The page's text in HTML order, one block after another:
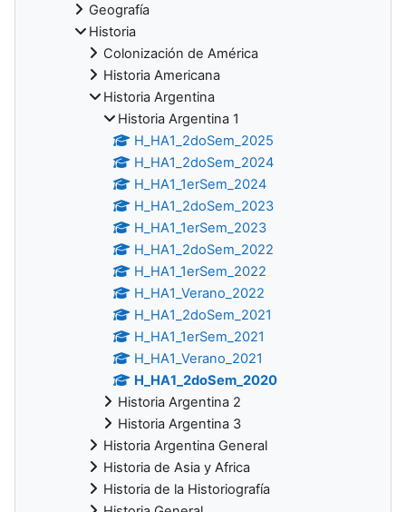
Geografía
Historia
Colonización de América
Historia Americana
Historia Argentina
Historia Argentina 1
H_HA1_2doSem_2025
H_HA1_2doSem_2024
H_HA1_1erSem_2024
H_HA1_2doSem_2023
H_HA1_1erSem_2023
H_HA1_2doSem_2022
H_HA1_1erSem_2022
H_HA1_Verano_2022
H_HA1_2doSem_2021
H_HA1_1erSem_2021
H_HA1_Verano_2021
H_HA1_2doSem_2020
Historia Argentina 2
Historia Argentina 3
Historia Argentina General
Historia de Asia y Africa
Historia de la Historiografía